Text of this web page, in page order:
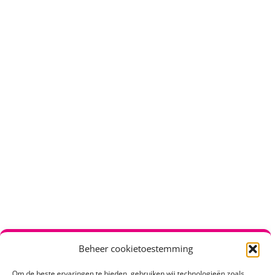
Beheer cookietoestemming